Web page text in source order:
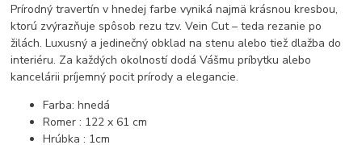
Prírodný travertín v hnedej farbe vyniká najmä krásnou kresbou,
ktorú zvýrazňuje spôsob rezu tzv. Vein Cut – teda rezanie po
žilách. Luxusný a jedinečný obklad na stenu alebo tiež dlažba do
interiéru. Za každých okolností dodá Vášmu príbytku alebo
kancelárii príjemný pocit prírody a elegancie.
Farba: hnedá
Romer : 122 x 61 cm
Hrúbka : 1cm